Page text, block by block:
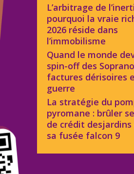
L’arbitrage de
pourquoi la vraie
2026 réside dans
l’immobilisme
Quand le monde
spin-off des
factures dérisoires
guerre
La stratégie du
pyromane : brûler
de crédit
sa fusée falcon 9